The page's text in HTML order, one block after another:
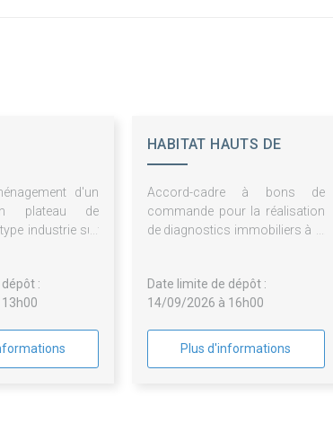
d'un
plateau de
industrie sur
:
HABITAT HAUTS DE
Accord-cadre à bons de
commande pour la réalisation
de diagnostics immobiliers à la
opérations programmées
d'entretien du patrimoine du
Date limite de dépôt :
14/09/2026 à 16h00
Plus d'informations